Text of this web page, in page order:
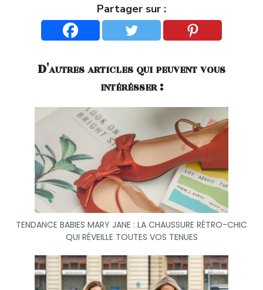
Partager sur :
D'autres articles qui peuvent vous
intérésser :
TENDANCE BABIES MARY JANE : LA CHAUSSURE RÉTRO-CHIC
QUI RÉVEILLE TOUTES VOS TENUES